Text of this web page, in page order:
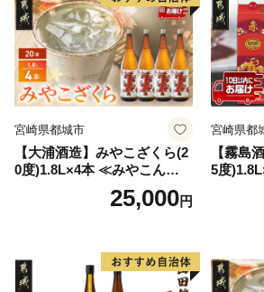
宮崎県都城市
【大浦酒造】みやこざくら(2
0度)1.8L×4本 ≪みやこんじょ
特急便≫_AD-077125,000円
宮崎県都
【霧島
5度
特急便